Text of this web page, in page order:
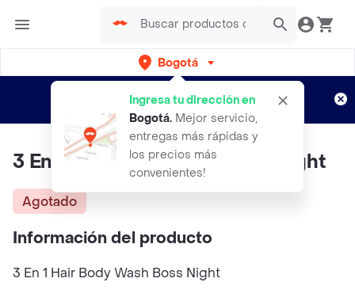
Bogotá
Ingresa tu dirección en
Bogotá. Mejor servicio,
entregas más rápidas y
los precios más
convenientes!
envíos gratis por semanas
Aplican TyC
3 En 1 Hair Body Wash Boss Night
Agotado
Información del producto
3 En 1 Hair Body Wash Boss Night